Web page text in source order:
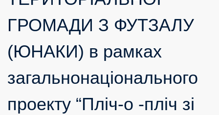
ГРОМАДИ З ФУТЗАЛУ
(ЮНАКИ) в рамках
загальнонаціонального
проекту “Пліч-о -пліч зі